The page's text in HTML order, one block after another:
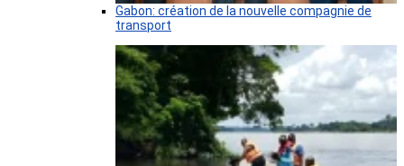
Gabon: création de la nouvelle compagnie de
transport